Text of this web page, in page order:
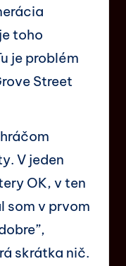
toho
je problém
Street
V jeden
OK, v ten
som v prvom
skrátka nič.